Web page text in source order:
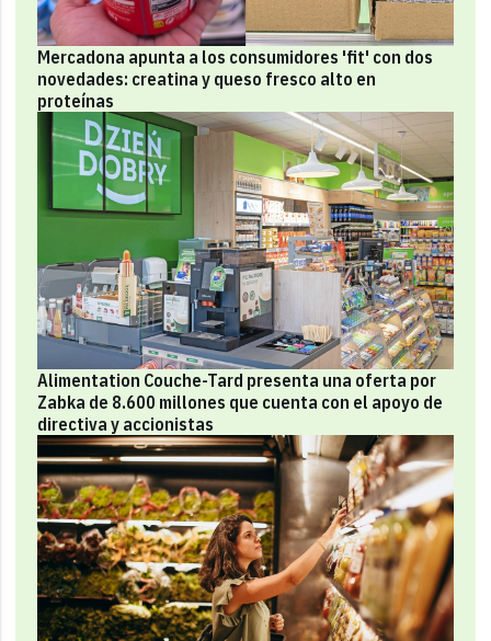
Mercadona apunta a los consumidores 'fit' con dos
novedades: creatina y queso fresco alto en
proteínas
Alimentation Couche-Tard presenta una oferta por
Zabka de 8.600 millones que cuenta con el apoyo de
directiva y accionistas